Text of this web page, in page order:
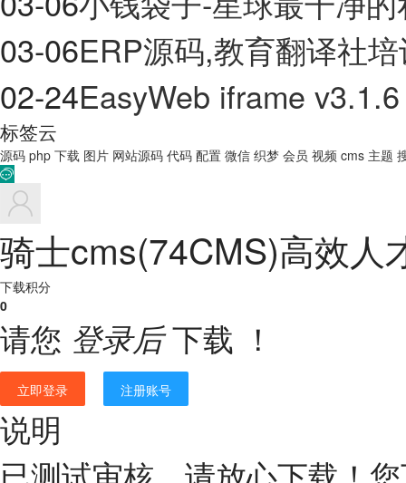
03-06ERP源码,教育翻译社
02-24EasyWeb iframe v3.1.6
标签云
源码 php 下载 图片 网站源码 代码 配置 微信 织梦 会员 视频 cms 主题

骑士cms(74CMS)高效人
下载积分
0
请您 登录后下载 ！
立即登录 注册账号
说明